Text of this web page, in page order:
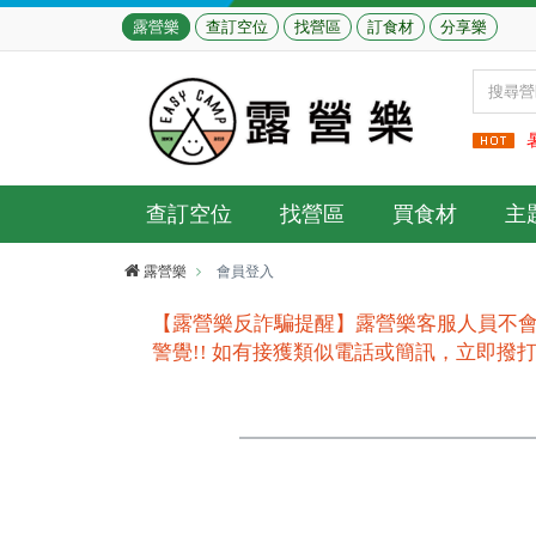
露營樂 查訂空位 找營區 訂食材 分享樂
查訂空位 找營區 買食材 主
露營樂 會員登入
【露營樂反詐騙提醒】露營樂客服人員
警覺!! 如有接獲類似電話或簡訊，立即撥